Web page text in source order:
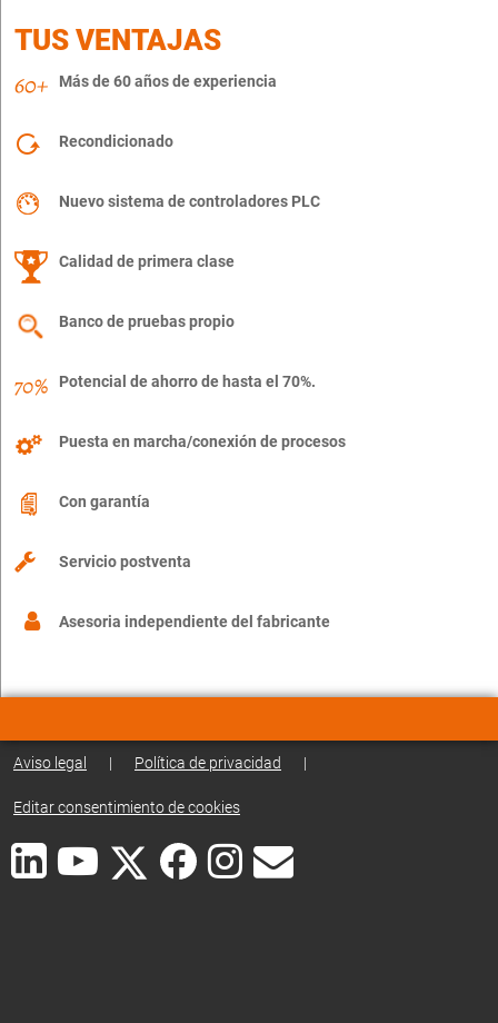
TUS VENTAJAS
Más de 60 años de experiencia
Recondicionado
Nuevo sistema de controladores PLC
Calidad de primera clase
Banco de pruebas propio
Potencial de ahorro de hasta el 70%.
Puesta en marcha/conexión de procesos
Con garantía
Servicio postventa
Asesoria independiente del fabricante
Aviso legal | Política de privacidad |
Editar consentimiento de cookies